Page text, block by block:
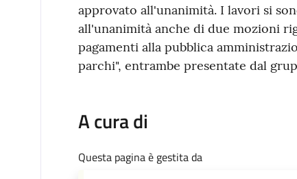
approvato all'unanimità. I lavori si
all'unanimità anche di due mozioni
pagamenti alla pubblica
parchi", entrambe presentate dal
A cura di
Questa pagina è gestita da